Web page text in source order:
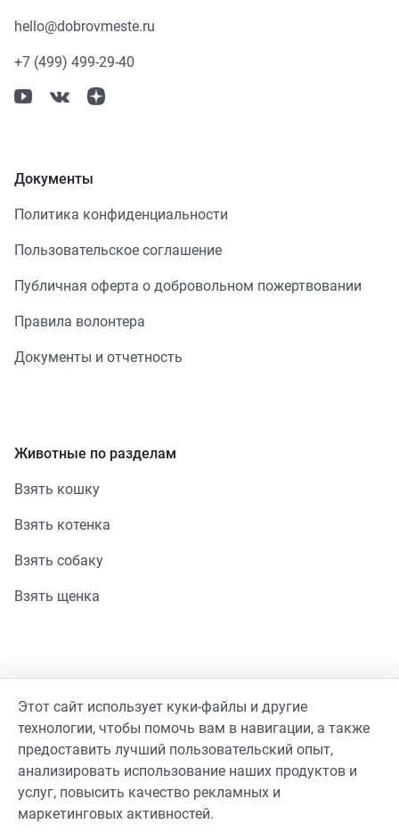
hello@dobrovmeste.ru
+7 (499) 499-29-40
Документы
Политика конфиденциальности
Пользовательское соглашение
Публичная оферта о добровольном пожертвовании
Правила волонтера
Документы и отчетность
Животные по разделам
Взять кошку
Взять котенка
Взять собаку
Взять щенка
Стать волонтером
Гайд волонтера
Реквизиты фонда
Этот сайт использует куки-файлы и другие
технологии, чтобы помочь вам в навигации, а также
предоставить лучший пользовательский опыт,
анализировать использование наших продуктов и
услуг, повысить качество рекламных и
маркетинговых активностей.